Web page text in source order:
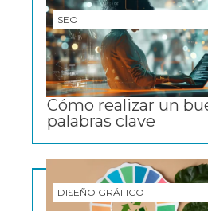
SEO
Cómo realizar un
palabras clave
DISEÑO GRÁFICO